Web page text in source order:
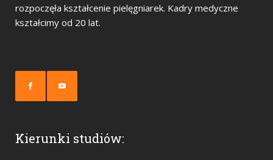
rozpoczęła kształcenie pielęgniarek. Kadry medyczne
kształcimy od 20 lat.
Kierunki studiów: